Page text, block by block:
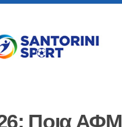
Ποια ΑΦΜ